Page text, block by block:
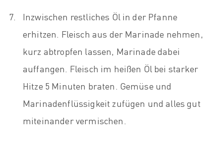
Inzwischen restliches Öl in der Pfanne
erhitzen. Fleisch aus der Marinade nehmen,
kurz abtropfen lassen, Marinade dabei
auffangen. Fleisch im heißen Öl bei starker
Hitze 5 Minuten braten. Gemüse und
Marinadenflüssigkeit zufügen und alles gut
miteinander vermischen.